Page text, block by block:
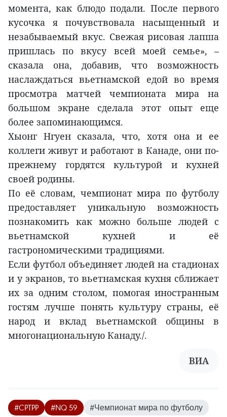
момента, как блюдо подали. После первого
кусочка я почувствовала насыщенный и
незабываемый вкус. Свежая рисовая лапша
пришлась по вкусу всей моей семье», –
сказала она, добавив, что возможность
наслаждаться вьетнамской едой во время
просмотра матчей чемпионата мира на
большом экране сделала этот опыт еще
более запоминающимся.
Хыонг Нгуен сказала, что, хотя она и ее
коллеги живут и работают в Канаде, они по-
прежнему гордятся культурой и кухней
своей родины.
По её словам, чемпионат мира по футболу
предоставляет уникальную возможность
познакомить как можно больше людей с
вьетнамской кухней и её
гастрономическими традициями.
Если футбол объединяет людей на стадионах
и у экранов, то вьетнамская кухня сближает
их за одним столом, помогая иностранным
гостям лучше понять культуру страны, её
народ и вклад вьетнамской общины в
многонациональную Канаду./.
ВИА
#CPTPP #NQ 59
#Чемпионат мира по футболу